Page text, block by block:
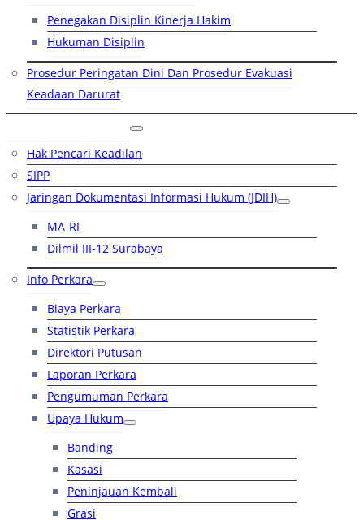
Penegakan Disiplin Kinerja Hakim
Hukuman Disiplin
Prosedur Peringatan Dini Dan Prosedur Evakuasi
Keadaan Darurat
Hak Pencari Keadilan
SIPP
Jaringan Dokumentasi Informasi Hukum (JDIH)
MA-RI
Dilmil III-12 Surabaya
Info Perkara
Biaya Perkara
Statistik Perkara
Direktori Putusan
Laporan Perkara
Pengumuman Perkara
Upaya Hukum
Banding
Kasasi
Peninjauan Kembali
Grasi